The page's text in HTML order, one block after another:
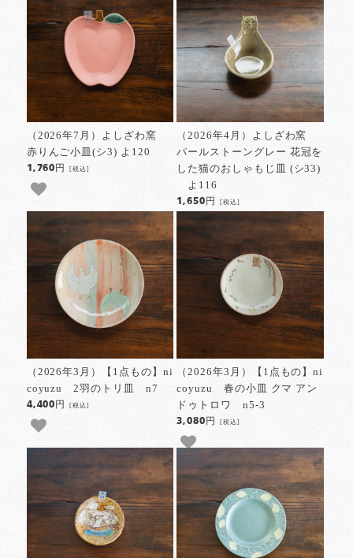
（2026年7月）よしざわ窯
赤りんご小皿(シ3) よ120
1,760円[税込]
（2026年4月）よしざわ窯
パールストーングレー 花冠を
した猫のおしゃもじ皿 (シ33)
よ116
1,650円 [税込]
（2026年3月）【1点もの】ni
coyuzu 2羽のトリ皿 n7
4,400円[税込]
（2026年3月）【1点もの】ni
coyuzu 春の小皿 クマ アン
ドゥトロワ n5-3
3,080円 [税込]